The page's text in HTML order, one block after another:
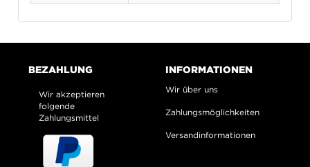
BEZAHLUNG
Wir akzeptieren
folgende
Zahlungsmittel
INFORMATIONEN
Wir über uns
Zahlungsmöglichkeiten
Versandinformationen